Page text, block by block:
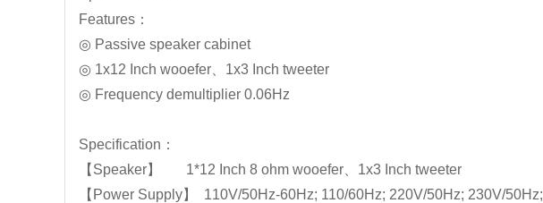
Features：
◎ Passive speaker cabinet
◎ 1x12 Inch wooefer、1x3 Inch tweeter
◎ Frequency demultiplier 0.06Hz
Specification：
【Speaker】 1*12 Inch 8 ohm wooefer、1x3 Inch tweeter
【Power Supply】 110V/50Hz-60Hz; 110/60Hz; 220V/50Hz; 230V/50Hz;